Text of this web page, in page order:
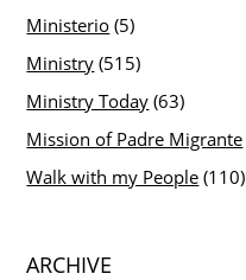
Ministerio (5)
Ministry (515)
Ministry Today (63)
Mission of Padre Migrante
Walk with my People (110)
ARCHIVE